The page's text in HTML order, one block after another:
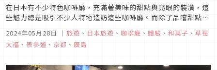
在日本有不少特色咖啡廳，充滿著美味的甜點與亮眼的裝潢，這
些魅力總是吸引不少人特地造訪這些咖啡廳。而除了品嚐甜點之
趣，本次文章就要介紹三間能夠自己動手DIY甜點的體驗型咖啡
廳。
2024年05月28日 ｜ 旅遊 、 日本旅遊 、 咖啡廳 、 體驗 、 和菓子 、 草莓
大福 、 表參道 、 京都 、 廣島